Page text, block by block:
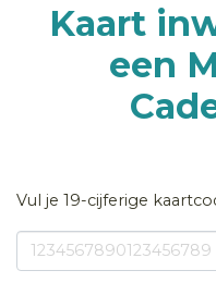
Kaart
een
Vul je 19-cijferige